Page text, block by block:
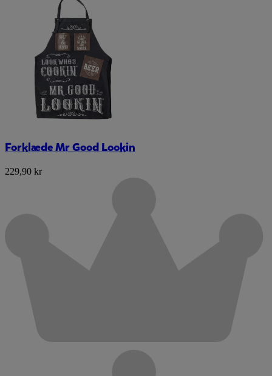
Forklæde Mr Good Lookin
229,90 kr